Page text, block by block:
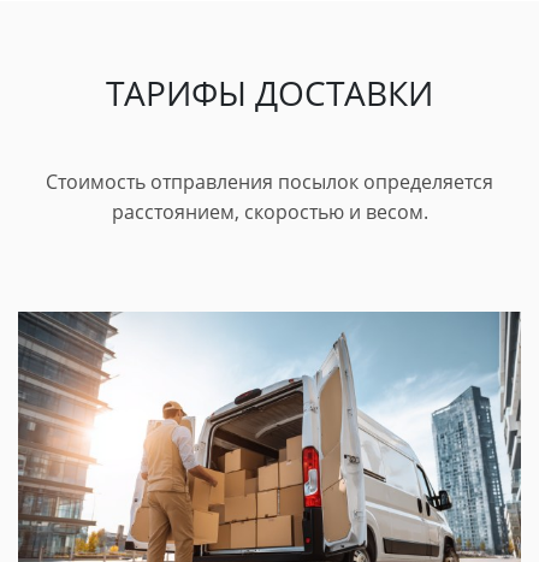
ТАРИФЫ ДОСТАВКИ
Стоимость отправления посылок определяется
расстоянием, скоростью и весом.